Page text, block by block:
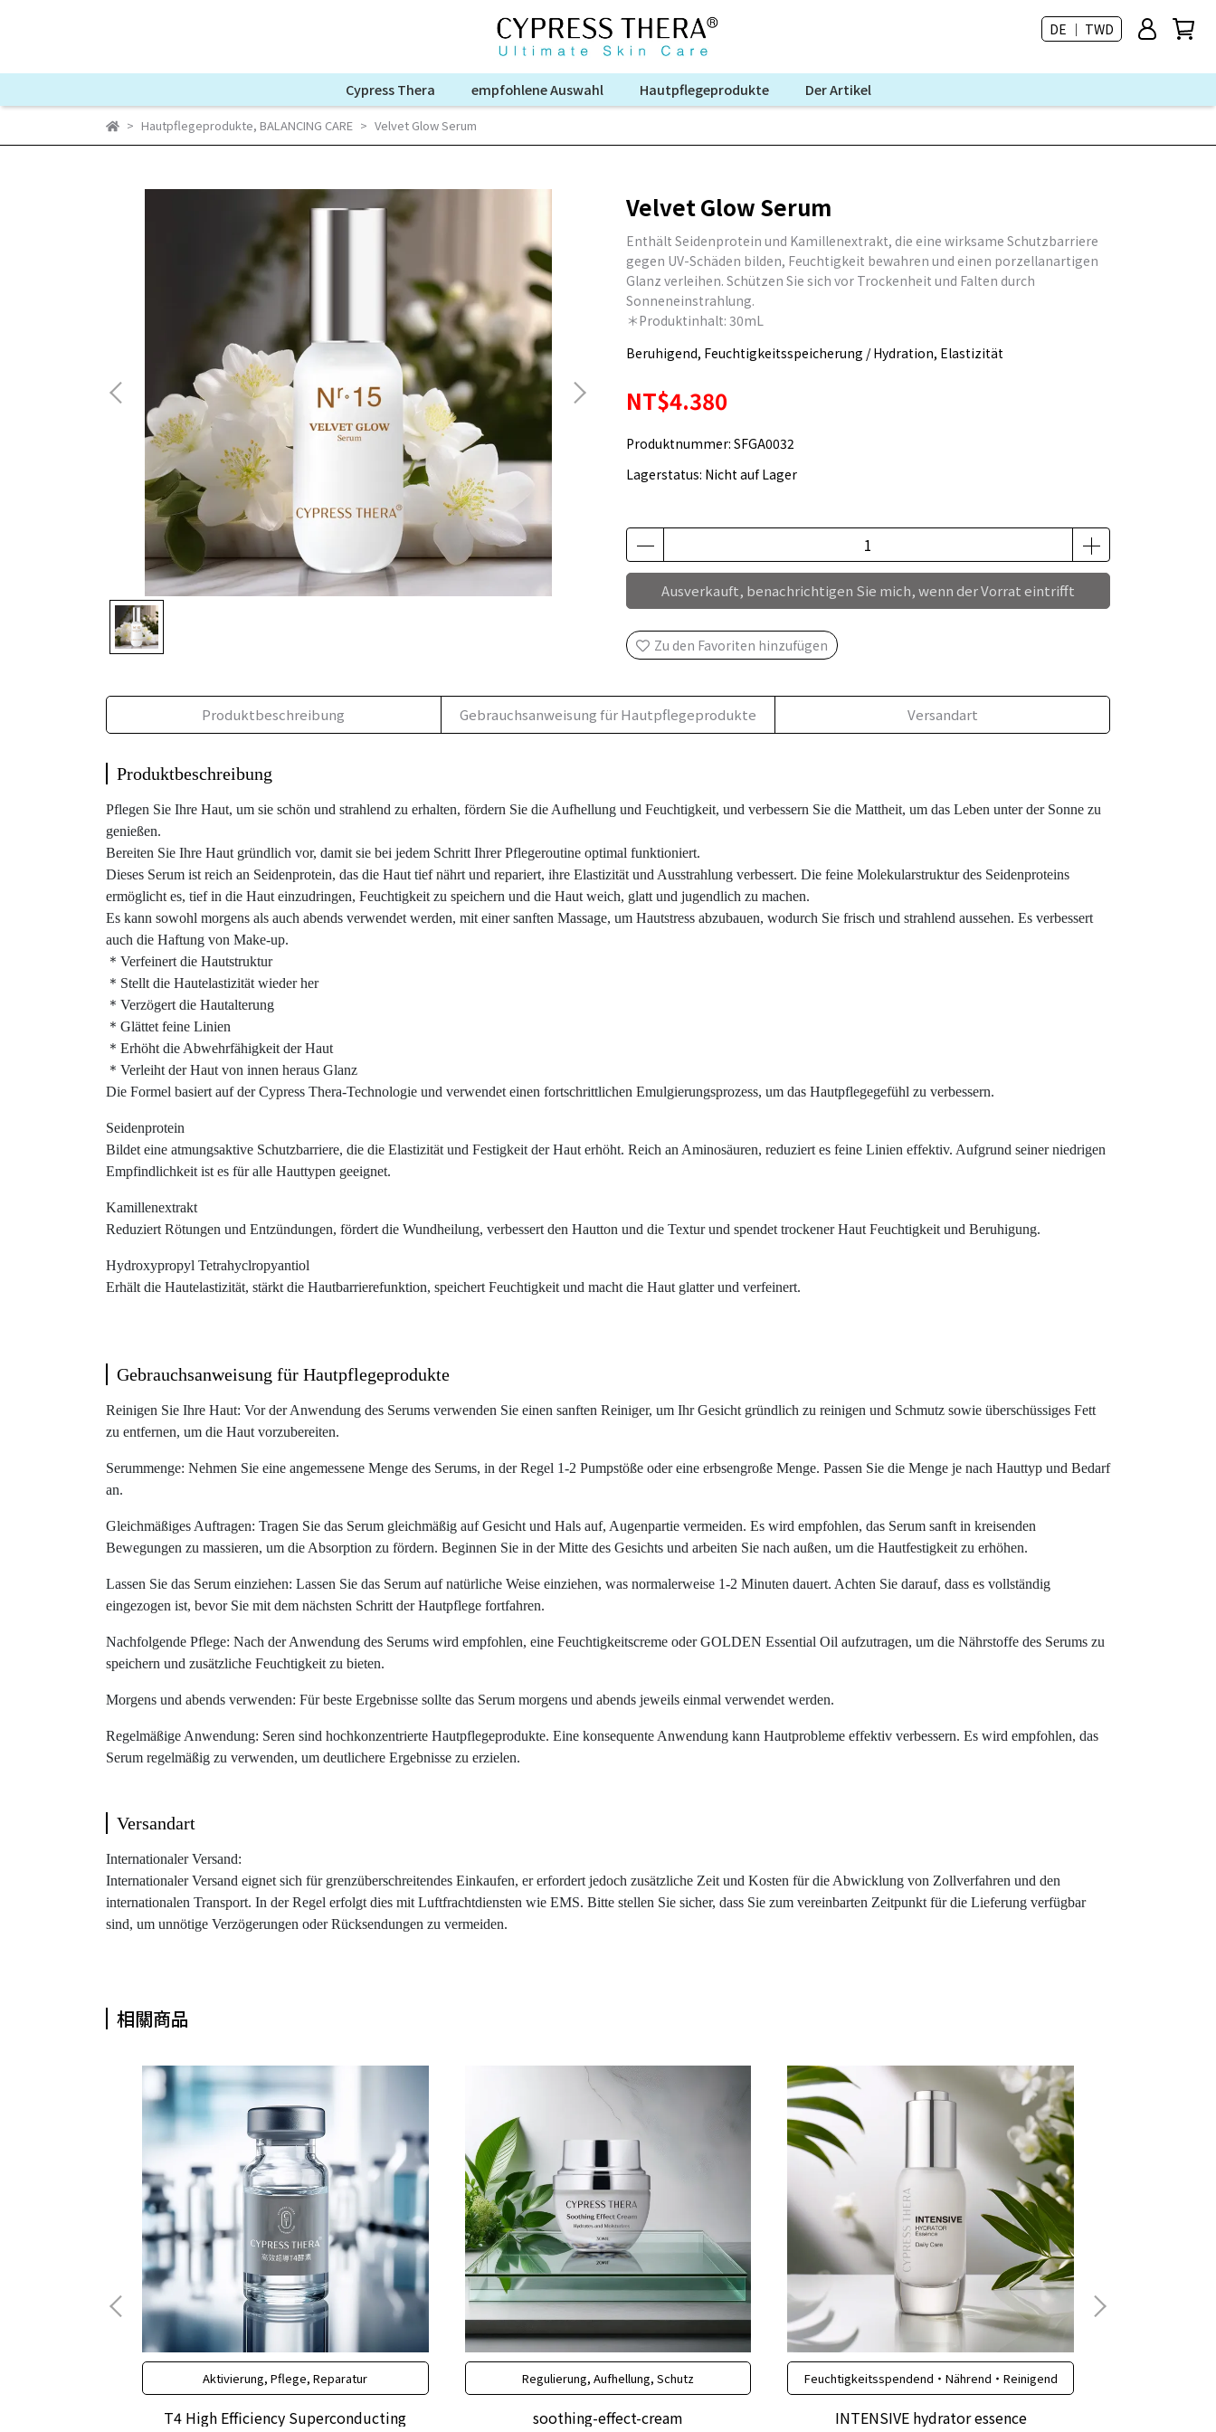
DE ｜ TWD
Cypress Thera empfohlene Auswahl Hautpflegeprodukte Der Artikel
Hautpflegeprodukte, BALANCING CARE Velvet Glow Serum
Velvet Glow Serum
Enthält Seidenprotein und Kamillenextrakt, die eine wirksame Schutzbarriere
gegen UV-Schäden bilden, Feuchtigkeit bewahren und einen porzellanartigen
Glanz verleihen. Schützen Sie sich vor Trockenheit und Falten durch
Sonneneinstrahlung.
＊Produktinhalt: 30mL
Beruhigend, Feuchtigkeitsspeicherung / Hydration, Elastizität
NT$4.380
Produktnummer: SFGA0032
Lagerstatus: Nicht auf Lager
Ausverkauft, benachrichtigen Sie mich, wenn der Vorrat eintrifft
Zu den Favoriten hinzufügen
Produktbeschreibung Gebrauchsanweisung für Hautpflegeprodukte Versandart
Produktbeschreibung
Pflegen Sie Ihre Haut, um sie schön und strahlend zu erhalten, fördern Sie die Aufhellung und Feuchtigkeit, und verbessern Sie die Mattheit, um das Leben unter der Sonne zu
genießen.
Bereiten Sie Ihre Haut gründlich vor, damit sie bei jedem Schritt Ihrer Pflegeroutine optimal funktioniert.
Dieses Serum ist reich an Seidenprotein, das die Haut tief nährt und repariert, ihre Elastizität und Ausstrahlung verbessert. Die feine Molekularstruktur des Seidenproteins
ermöglicht es, tief in die Haut einzudringen, Feuchtigkeit zu speichern und die Haut weich, glatt und jugendlich zu machen.
Es kann sowohl morgens als auch abends verwendet werden, mit einer sanften Massage, um Hautstress abzubauen, wodurch Sie frisch und strahlend aussehen. Es verbessert
auch die Haftung von Make-up.
＊Verfeinert die Hautstruktur
＊Stellt die Hautelastizität wieder her
＊Verzögert die Hautalterung
＊Glättet feine Linien
＊Erhöht die Abwehrfähigkeit der Haut
＊Verleiht der Haut von innen heraus Glanz
Die Formel basiert auf der Cypress Thera-Technologie und verwendet einen fortschrittlichen Emulgierungsprozess, um das Hautpflegegefühl zu verbessern.
Seidenprotein
Bildet eine atmungsaktive Schutzbarriere, die die Elastizität und Festigkeit der Haut erhöht. Reich an Aminosäuren, reduziert es feine Linien effektiv. Aufgrund seiner niedrigen
Empfindlichkeit ist es für alle Hauttypen geeignet.
Kamillenextrakt
Reduziert Rötungen und Entzündungen, fördert die Wundheilung, verbessert den Hautton und die Textur und spendet trockener Haut Feuchtigkeit und Beruhigung.
Hydroxypropyl Tetrahyclropyantiol
Erhält die Hautelastizität, stärkt die Hautbarrierefunktion, speichert Feuchtigkeit und macht die Haut glatter und verfeinert.
Gebrauchsanweisung für Hautpflegeprodukte
Reinigen Sie Ihre Haut: Vor der Anwendung des Serums verwenden Sie einen sanften Reiniger, um Ihr Gesicht gründlich zu reinigen und Schmutz sowie überschüssiges Fett
zu entfernen, um die Haut vorzubereiten.
Serummenge: Nehmen Sie eine angemessene Menge des Serums, in der Regel 1-2 Pumpstöße oder eine erbsengroße Menge. Passen Sie die Menge je nach Hauttyp und Bedarf
an.
Gleichmäßiges Auftragen: Tragen Sie das Serum gleichmäßig auf Gesicht und Hals auf, Augenpartie vermeiden. Es wird empfohlen, das Serum sanft in kreisenden
Bewegungen zu massieren, um die Absorption zu fördern. Beginnen Sie in der Mitte des Gesichts und arbeiten Sie nach außen, um die Hautfestigkeit zu erhöhen.
Lassen Sie das Serum einziehen: Lassen Sie das Serum auf natürliche Weise einziehen, was normalerweise 1-2 Minuten dauert. Achten Sie darauf, dass es vollständig
eingezogen ist, bevor Sie mit dem nächsten Schritt der Hautpflege fortfahren.
Nachfolgende Pflege: Nach der Anwendung des Serums wird empfohlen, eine Feuchtigkeitscreme oder GOLDEN Essential Oil aufzutragen, um die Nährstoffe des Serums zu
speichern und zusätzliche Feuchtigkeit zu bieten.
Morgens und abends verwenden: Für beste Ergebnisse sollte das Serum morgens und abends jeweils einmal verwendet werden.
Regelmäßige Anwendung: Seren sind hochkonzentrierte Hautpflegeprodukte. Eine konsequente Anwendung kann Hautprobleme effektiv verbessern. Es wird empfohlen, das
Serum regelmäßig zu verwenden, um deutlichere Ergebnisse zu erzielen.
Versandart
Internationaler Versand:
Internationaler Versand eignet sich für grenzüberschreitendes Einkaufen, er erfordert jedoch zusätzliche Zeit und Kosten für die Abwicklung von Zollverfahren und den
internationalen Transport. In der Regel erfolgt dies mit Luftfrachtdiensten wie EMS. Bitte stellen Sie sicher, dass Sie zum vereinbarten Zeitpunkt für die Lieferung verfügbar
sind, um unnötige Verzögerungen oder Rücksendungen zu vermeiden.
相關商品
Aktivierung, Pflege, Reparatur
T4 High Efficiency Superconducting
Regulierung, Aufhellung, Schutz
soothing-effect-cream
Feuchtigkeitsspendend・Nährend・Reinigend
INTENSIVE hydrator essence